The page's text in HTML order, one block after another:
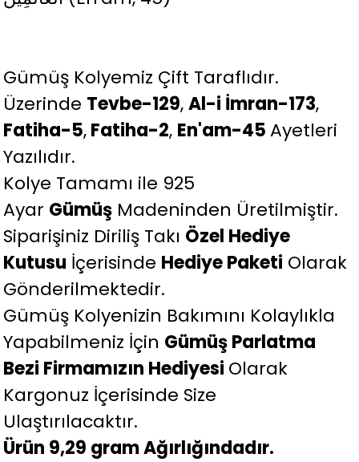
Gümüş Kolyemiz Çift Taraflıdır.
Üzerinde Tevbe-129,Al-i İmran-173,
Fatiha-5,Fatiha-2, En'am-45Ayetleri
Yazılıdır.
Kolye Tamamı ile 925
Ayar Gümüş Madeninden Üretilmiştir.
Siparişiniz Diriliş Takı Özel Hediye
Kutusu İçerisinde Hediye Paketi Olarak
Gönderilmektedir.
Gümüş Kolyenizin Bakımını Kolaylıkla
Yapabilmeniz İçin Gümüş Parlatma
Bezi Firmamızın Hediyesi Olarak
Kargonuz İçerisinde Size
Ulaştırılacaktır.
Ürün 9,29 gram Ağırlığındadır.